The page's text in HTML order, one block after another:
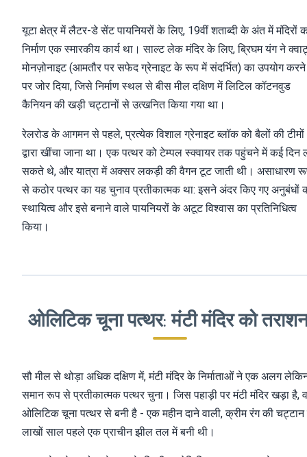
यूटा क्षेत्र में लैटर-डे सेंट पायनियरों के लिए, 19वीं शताब्दी के अंत में मंदिरों
निर्माण एक स्मारकीय कार्य था। साल्ट लेक मंदिर के लिए, ब्रिघम यंग ने
मोनज़ोनाइट (आमतौर पर सफेद ग्रेनाइट के रूप में संदर्भित) का उपयोग करने
पर जोर दिया, जिसे निर्माण स्थल से बीस मील दक्षिण में लिटिल कॉटनवुड
कैनियन की खड़ी चट्टानों से उत्खनित किया गया था।
रेलरोड के आगमन से पहले, प्रत्येक विशाल ग्रेनाइट ब्लॉक को बैलों की टीमों
द्वारा खींचा जाना था। एक पत्थर को टेम्पल स्क्वायर तक पहुंचने में कई दिन
सकते थे, और यात्रा में अक्सर लकड़ी की वैगन टूट जाती थी। असाधारण
से कठोर पत्थर का यह चुनाव प्रतीकात्मक था: इसने अंदर किए गए अनुबंधों
स्थायित्व और इसे बनाने वाले पायनियरों के अटूट विश्वास का प्रतिनिधित्व
किया।
ओलिटिक चूना पत्थर: मंटी मंदिर को
सौ मील से थोड़ा अधिक दक्षिण में, मंटी मंदिर के निर्माताओं ने एक अलग
समान रूप से प्रतीकात्मक पत्थर चुना। जिस पहाड़ी पर मंटी मंदिर खड़ा है,
ओलिटिक चूना पत्थर से बनी है - एक महीन दाने वाली, क्रीम रंग की चट्टान
लाखों साल पहले एक प्राचीन झील तल में बनी थी।